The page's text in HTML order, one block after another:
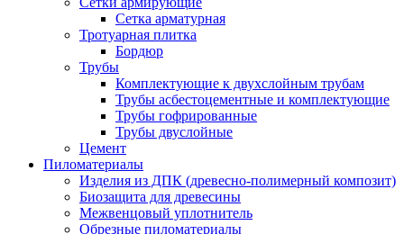
Сетка арматурная
Тротуарная плитка
Бордюр
Трубы
Комплектующие к двухслойным трубам
Трубы асбестоцементные и комплектующие
Трубы гофрированные
Трубы двуслойные
Цемент
Пиломатериалы
Изделия из ДПК (древесно-полимерный композит)
Биозащита для древесины
Межвенцовый уплотнитель
Обрезные пиломатериалы